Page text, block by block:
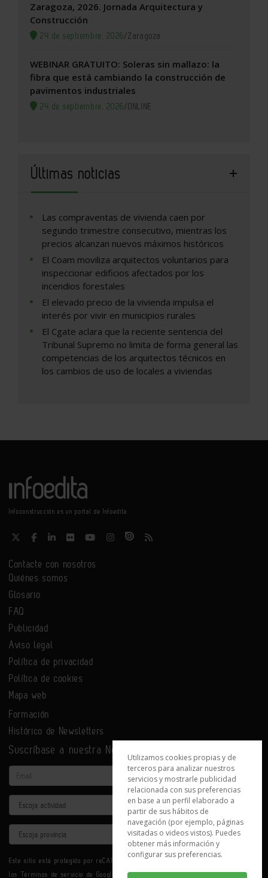
Zaragoza, 2026. Jornada Arquitectura y
Construcción
24 de septiembre, 2026/Zaragoza
WEBINAR GRATUITO: Soleras sin mallazo: la
fibra que está cambiando la construcción de
pavimentos industriales
24 de septiembre, 2026/ONLINE
Últimas noticias
Las compraventas de vivienda caen por
segundo trimestre consecutivo, mientras los
precios alcanzan nuevos máximos históricos
El Coam moviliza arquitectos voluntarios para
inspeccionar edificios afectados por los
incendios forestales
El elevado precio de la vivienda impulsa el
interés por vivir en municipios rurales
El Cgate aclara que la reciente sentencia del
Tribunal Supremo no limita de forma general las
competencias de los arquitectos técnicos en
los cambios de uso de locales a viviendas
Infoconstrucción es un portal de Infoedita
Contacte con nosotros
Quiénes somos
Glosario
FAQ
Publicidad
Aviso legal
Política de privacidad
Política de cookies
Mapa web
Formación
Histórico de Newsletters
Suscríbase a nuestra Newsletter
Email
Actividad
Provincia
Este sitio está protegido por reCAPTCHA y se aplican la
los Términos de servicio de Google.
Utilizamos cookies propias y de
terceros para analizar nuestros
servicios y mostrarle publicidad
relacionada con sus preferencias
en base a un perfil elaborado a
partir de sus hábitos de
navegación (por ejemplo, páginas
visitadas o videos vistos). Puedes
obtener más información y
configurar sus preferencias.